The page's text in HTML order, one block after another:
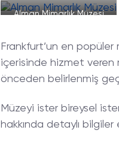
Alman Mimarlık Müzesi
Frankfurt’un en
içerisinde hizmet veren
önceden belirlenmiş
Müzeyi ister bireysel
hakkında detaylı bilgiler